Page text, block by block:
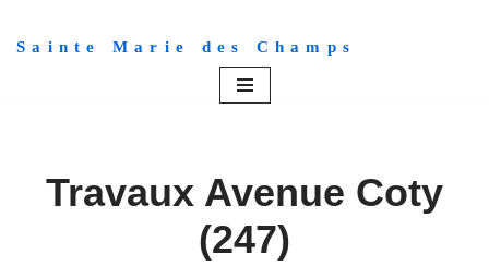
Aller
Sainte Marie des Champs
Travaux Avenue Coty
(247)